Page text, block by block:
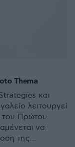
Thema
και
λειτουργεί
του Πρώτου
να
της